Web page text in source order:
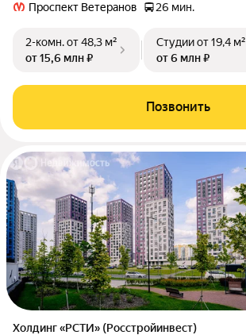
Проспект Ветеранов
26 мин.
2-комн.от 48,3 м²
от 15,6 млн ₽
Студииот 19,4 м²
от 6 млн ₽
Позвонить
Холдинг «РСТИ» (Росстройинвест)